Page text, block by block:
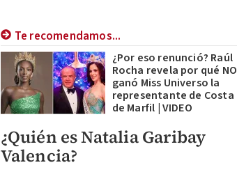
Te recomendamos...
¿Por eso renunció? Raúl
Rocha revela por qué NO
ganó Miss Universo la
representante de Costa
de Marfil | VIDEO
¿Quién es Natalia Garibay
Valencia?